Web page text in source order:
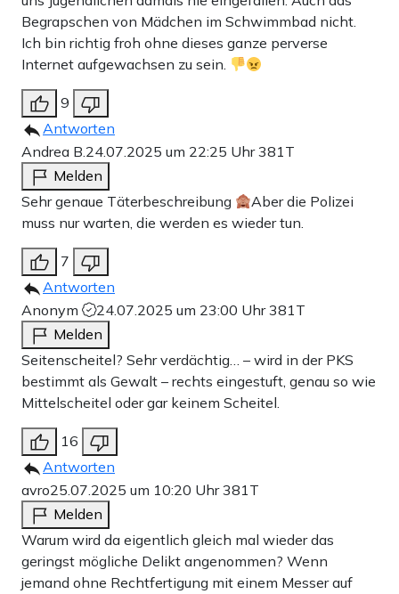
Begrapschen von Mädchen im Schwimmbad nicht.
Ich bin richtig froh ohne dieses ganze perverse
Internet aufgewachsen zu sein.
9
Antworten
Andrea B.24.07.2025 um 22:25 Uhr381T
Melden
Sehr genaue Täterbeschreibung
Aber die Polizei
muss nur warten, die werden es wieder tun.
7
Antworten
Anonym
24.07.2025 um 23:00 Uhr381T
Melden
Seitenscheitel? Sehr verdächtig… – wird in der PKS
bestimmt als Gewalt – rechts eingestuft, genau so wie
Mittelscheitel oder gar keinem Scheitel.
16
Antworten
avro25.07.2025 um 10:20 Uhr381T
Melden
Warum wird da eigentlich gleich mal wieder das
geringst mögliche Delikt angenommen? Wenn
jemand ohne Rechtfertigung mit einem Messer auf